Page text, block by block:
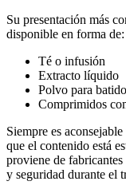
Su presentación más
disponible en forma de:
Té o infusión
Extracto líquido
Polvo para
Comprimidos
Siempre es
que el contenido está
proviene de
y seguridad durante el